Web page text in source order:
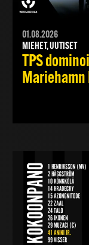
01.08.2026
MIEHET, UUTISET
TPS